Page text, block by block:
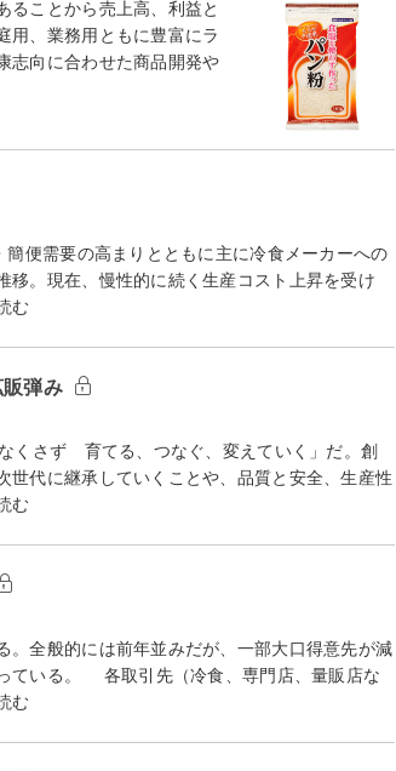
ことから売上高、利益と
用、業務用ともに豊富にラ
志向に合わせた商品開発や
便需要の高まりとともに主に冷食メーカーへの
。現在、慢性的に続く生産コスト上昇を受け
む
弾み
くさず 育てる、つなぐ、変えていく」だ。創
代に継承していくことや、品質と安全、生産性
む
全般的には前年並みだが、一部大口得意先が減
ている。 各取引先（冷食、専門店、量販店な
む